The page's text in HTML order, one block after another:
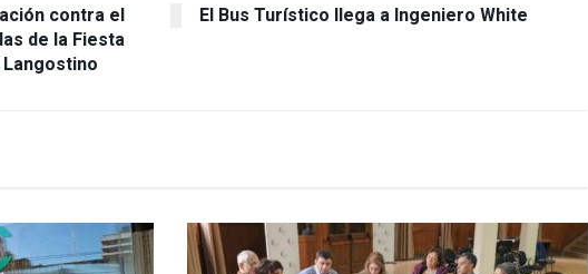
contra el
de la Fiesta
El Bus Turístico llega a Ingeniero White